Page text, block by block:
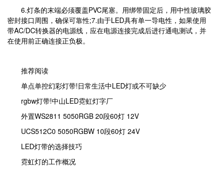
6.灯条的末端必须覆盖PVC尾塞。用绑带固定后，用中性玻璃胶
密封接口周围，确保可靠性;7.由于LED具有单一导电性，如果使用
带AC/DC转换器的电源线，应在电源连接完成后进行通电测试，并
在使用前正确连接正负极。
推荐阅读
单点单控幻彩灯带!日常生活中LED灯或不可缺少
rgbw灯带!中山LED霓虹灯字厂
外置WS2811 5050RGB 20段60灯 12V
UCS512C0 5050RGBW 10段60灯 24V
LED灯带的选择技巧
霓虹灯的工作概况